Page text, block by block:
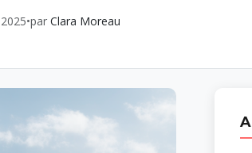
•par Clara Moreau